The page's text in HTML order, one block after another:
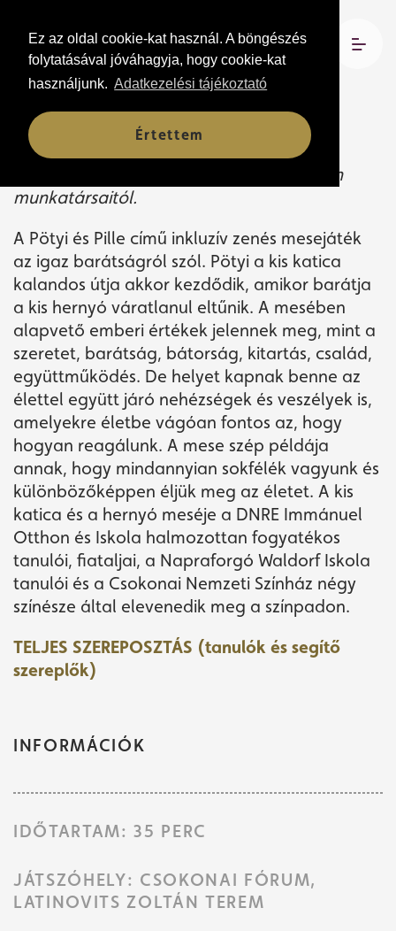
Ez az oldal cookie-kat használ. A böngészés
folytatásával jóváhagyja, hogy cookie-kat
használjunk. Adatkezelési tájékoztató
Értettem
2026. június 3. 10:00
2026. június 4. 10:00
Csokonai Fórum, Latinovits Zoltán Terem
Jegyek igényelhetők az Immánuel Otthon
munkatársaitól.
A Pötyi és Pille című inkluzív zenés mesejáték
az igaz barátságról szól. Pötyi a kis katica
kalandos útja akkor kezdődik, amikor barátja
a kis hernyó váratlanul eltűnik. A mesében
alapvető emberi értékek jelennek meg, mint a
szeretet, barátság, bátorság, kitartás, család,
együttműködés. De helyet kapnak benne az
élettel együtt járó nehézségek és veszélyek is,
amelyekre életbe vágóan fontos az, hogy
hogyan reagálunk. A mese szép példája
annak, hogy mindannyian sokfélék vagyunk és
különbözőképpen éljük meg az életet. A kis
katica és a hernyó meséje a DNRE Immánuel
Otthon és Iskola halmozottan fogyatékos
tanulói, fiataljai, a Napraforgó Waldorf Iskola
tanulói és a Csokonai Nemzeti Színház négy
színésze által elevenedik meg a színpadon.
TELJES SZEREPOSZTÁS (tanulók és segítő
szereplők)
INFORMÁCIÓK
IDŐTARTAM: 35 PERC
JÁTSZÓHELY: CSOKONAI FÓRUM,
LATINOVITS ZOLTÁN TEREM